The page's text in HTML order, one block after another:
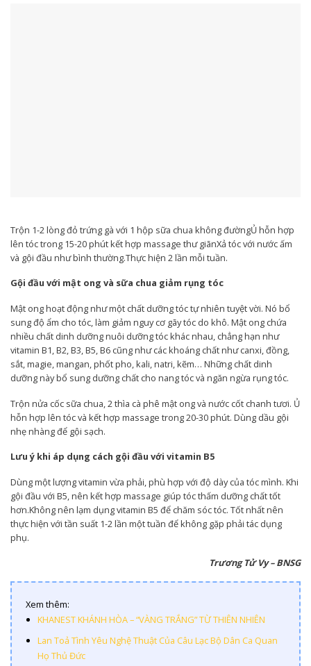
lên tóc trong 15-20 phút kết hợp massage thư giãn‏‏Xả tóc với nước ấm
và gội đầu như bình thường.‏‏Thực hiện 2 lần mỗi tuần.
Gội đầu với mật ong và sữa chua giảm rụng tóc
sung độ ẩm cho tóc, làm giảm nguy cơ gãy tóc do khô. Mật ong chứa
nhiều chất dinh dưỡng nuôi dưỡng tóc khác nhau, chẳng hạn như
vitamin B1, B2, B3, B5, B6 cũng như các khoáng chất như canxi, đồng,
sắt, magie, mangan, phốt pho, kali, natri, kẽm… Những chất dinh
Trộn nửa cốc sữa chua, 2 thìa cà phê mật ong và nước cốt chanh tươi. ‏‏Ủ
hỗn hợp lên tóc và kết hợp massage trong 20-30 phút. ‏‏Dùng dầu gội
nhẹ nhàng để gội sạch.
Lưu ý khi áp dụng cách gội đầu với vitamin B5
gội đầu với B5, nên kết hợp massage giúp tóc thấm dưỡng chất tốt
hơn.‏‏Không nên lạm dụng vitamin B5 để chăm sóc tóc. Tốt nhất nên
thực hiện với tần suất 1-2 lần một tuần để không gặp phải tác dụng
phụ.
Trương Tử Vy – BNSG
Xem thêm:
KHANEST KHÁNH HÒA – “VÀNG TRẮNG” TỪ THIÊN NHIÊN
Lan Toả Tình Yêu Nghệ Thuật Của Câu Lạc Bộ Dân Ca Quan
Họ Thủ Đức